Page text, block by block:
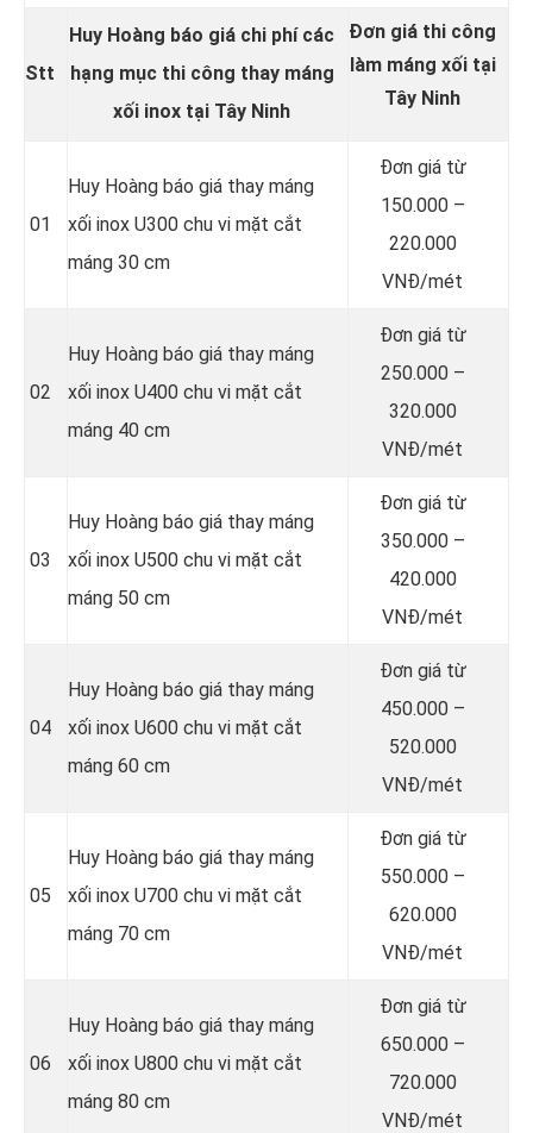
Stt
Huy Hoàng báo giá chi phí các
hạng mục thi công thaymáng
xối inox tại Tây Ninh
Đơn giá thi công
làm máng xối tại
Tây Ninh
01
Huy Hoàng báo giá thay máng
xối inox U300 chu vi mặt cắt
máng 30 cm
Đơn giá từ
150.000 –
220.000
VNĐ/mét
02
Huy Hoàng báo giá thay máng
xối inox U400 chu vi mặt cắt
máng 40 cm
Đơn giá từ
250.000 –
320.000
VNĐ/mét
03
Huy Hoàng báo giá thay máng
xối inox U500 chu vi mặt cắt
máng 50 cm
Đơn giá từ
350.000 –
420.000
VNĐ/mét
04
Huy Hoàng báo giá thay máng
xối inox U600 chu vi mặt cắt
máng 60 cm
Đơn giá từ
450.000 –
520.000
VNĐ/mét
05
Huy Hoàng báo giá thay máng
xối inox U700 chu vi mặt cắt
máng 70 cm
Đơn giá từ
550.000 –
620.000
VNĐ/mét
06
Huy Hoàng báo giá thay máng
xối inox U800 chu vi mặt cắt
máng 80 cm
Đơn giá từ
650.000 –
720.000
VNĐ/mét